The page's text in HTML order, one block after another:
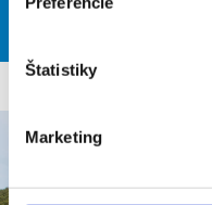
Stav:
Štatistiky
Stav:
Marketing
Stav:
32°